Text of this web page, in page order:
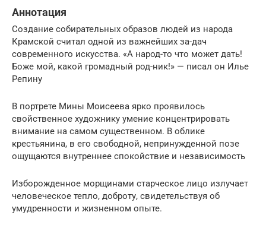
Аннотация
Создание собирательных образов людей из народа
Крамской считал одной из важнейших за-дач
современного искусства. «А народ-то что может дать!
Боже мой, какой громадный род-ник!» — писал он Илье
Репину
В портрете Мины Моисеева ярко проявилось
свойственное художнику умение концентрировать
внимание на самом существенном. В облике
крестьянина, в его свободной, непринужденной позе
ощущаются внутреннее спокойствие и независимость
Изборожденное морщинами старческое лицо излучает
человеческое тепло, доброту, свидетельствуя об
умудренности и жизненном опыте.